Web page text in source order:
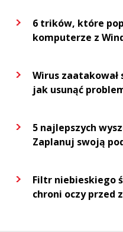
6 trików, które
komputerze z
Wirus
jak usunąć
5 najlepszych
Zaplanuj swoją
Filtr niebieskiego
chroni oczy przed